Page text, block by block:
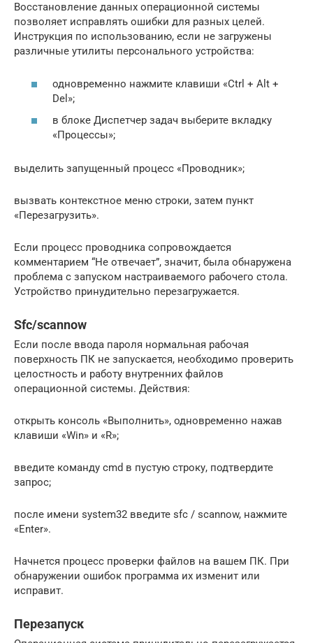
Восстановление данных операционной системы
позволяет исправлять ошибки для разных целей.
Инструкция по использованию, если не загружены
различные утилиты персонального устройства:
одновременно нажмите клавиши «Ctrl + Alt +
Del»;
в блоке Диспетчер задач выберите вкладку
«Процессы»;
выделить запущенный процесс «Проводник»;
вызвать контекстное меню строки, затем пункт
«Перезагрузить».
Если процесс проводника сопровождается
комментарием “Не отвечает”, значит, была обнаружена
проблема с запуском настраиваемого рабочего стола.
Устройство принудительно перезагружается.
Sfc/scannow
Если после ввода пароля нормальная рабочая
поверхность ПК не запускается, необходимо проверить
целостность и работу внутренних файлов
операционной системы. Действия:
открыть консоль «Выполнить», одновременно нажав
клавиши «Win» и «R»;
введите команду cmd в пустую строку, подтвердите
запрос;
после имени system32 введите sfc / scannow, нажмите
«Enter».
Начнется процесс проверки файлов на вашем ПК. При
обнаружении ошибок программа их изменит или
исправит.
Перезапуск